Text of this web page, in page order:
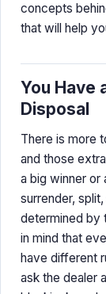
concepts
that will help
You Have
Disposal
There is more
and those
a big winner or
surrender,
determined by
in mind that
have different
ask the dealer